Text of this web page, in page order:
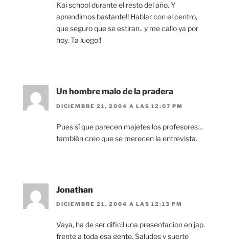
Kai school durante el resto del año. Y
aprendimos bastante!! Hablar con el centro,
que seguro que se estiran.. y me callo ya por
hoy. Ta luego!!
Un hombre malo de la pradera
DICIEMBRE 21, 2004 A LAS 12:07 PM
Pues sí que parecen majetes los profesores…
también creo que se merecen la entrevista.
Jonathan
DICIEMBRE 21, 2004 A LAS 12:13 PM
Vaya, ha de ser dificil una presentacion en jap.
frente a toda esa gente. Saludos y suerte